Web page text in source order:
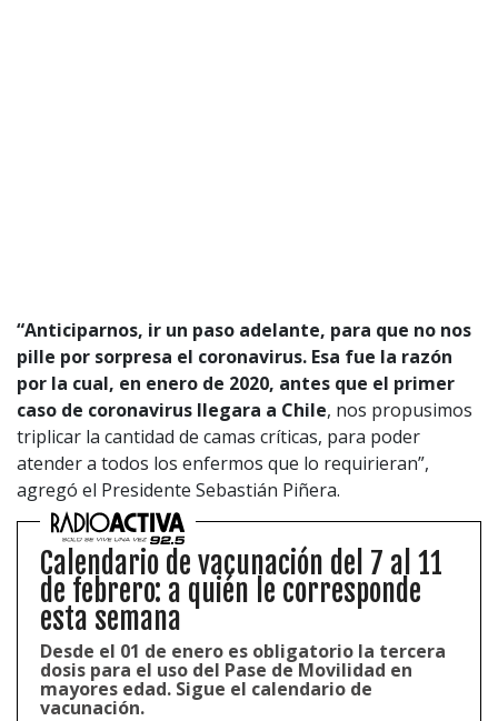
“Anticiparnos, ir un paso adelante, para que no nos
pille por sorpresa el coronavirus. Esa fue la razón
por la cual, en enero de 2020, antes que el primer
caso de coronavirus llegara a Chile, nos propusimos
triplicar la cantidad de camas críticas, para poder
atender a todos los enfermos que lo requirieran”,
agregó el Presidente Sebastián Piñera.
Calendario de vacunación del 7 al 11
de febrero: a quién le corresponde
esta semana
Desde el 01 de enero es obligatorio la tercera
dosis para el uso del Pase de Movilidad en
mayores edad. Sigue el calendario de
vacunación.